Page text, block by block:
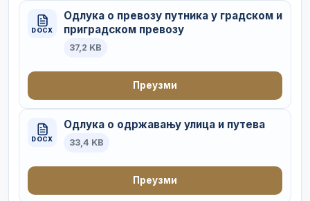
DOCX
Одлука о превозу путника у градском и
приградском превозу
37,2 KB
Преузми
DOCX
Одлука о одржавању улица и путева
33,4 KB
Преузми